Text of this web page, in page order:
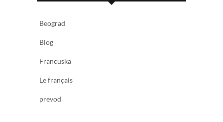
Beograd
Blog
Francuska
Le français
prevod